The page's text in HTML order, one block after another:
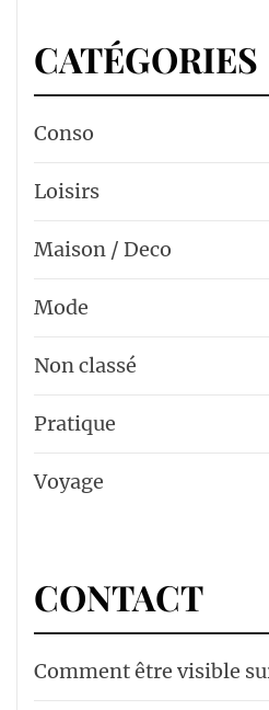
CATÉGORIES
Conso
Loisirs
Maison / Deco
Mode
Non classé
Pratique
Voyage
CONTACT
Comment être visible